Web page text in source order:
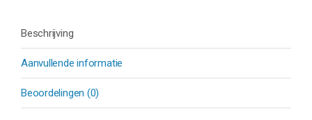
Beschrijving
Aanvullende informatie
Beoordelingen (0)